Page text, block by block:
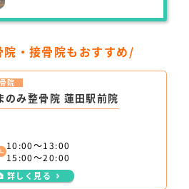
・接骨院もおすすめ/
のみ整骨院 蓮田駅前院
院
10:00～13:00
15:00～20:00
詳しく見る